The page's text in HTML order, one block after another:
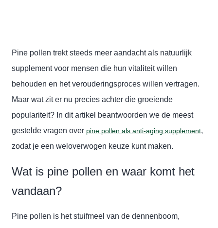
Pine pollen trekt steeds meer aandacht als natuurlijk
supplement voor mensen die hun vitaliteit willen
behouden en het verouderingsproces willen vertragen.
Maar wat zit er nu precies achter die groeiende
populariteit? In dit artikel beantwoorden we de meest
gestelde vragen over pine pollen als anti-aging supplement,
zodat je een weloverwogen keuze kunt maken.
Wat is pine pollen en waar komt het
vandaan?
Pine pollen is het stuifmeel van de dennenboom,